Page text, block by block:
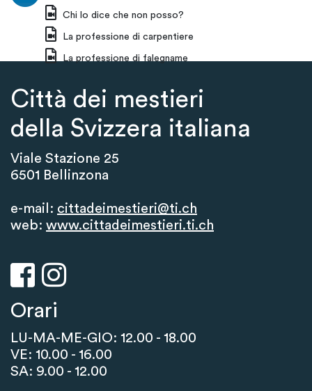
Chi lo dice che non posso?
La professione di carpentiere
La professione di falegname
Città dei mestieri
della Svizzera italiana
Viale Stazione 25
6501 Bellinzona
e-mail: cittadeimestieri@ti.ch
web: www.cittadeimestieri.ti.ch
Orari
LU-MA-ME-GIO: 12.00 - 18.00
VE: 10.00 - 16.00
SA: 9.00 - 12.00